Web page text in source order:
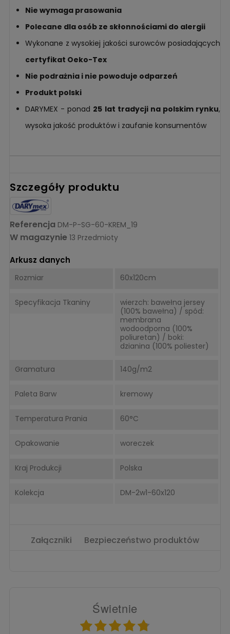
Nie wymaga prasowania
Polecane dla osób ze skłonnościami do alergii
Wykonane z wysokiej jakości surowców posiadających
certyfikat Oeko-Tex
Nie podrażnia i nie powoduje odparzeń
Produkt polski
DARYMEX - ponad 25 lat tradycji na polskim rynku,
wysoka jakość produktów i zaufanie konsumentów
Szczegóły produktu
Referencja DM-P-SG-60-KREM_19
W magazynie 13 Przedmioty
Arkusz danych
Rozmiar 60x120cm
Specyfikacja Tkaniny
wierzch: bawełna jersey
(100% bawełna) / spód:
membrana
wodoodporna (100%
poliuretan) / boki:
dzianina (100% poliester)
Gramatura 140g/m2
Paleta Barw kremowy
Temperatura Prania 60°C
Opakowanie woreczek
Kraj Produkcji Polska
Kolekcja DM-2w1-60x120
Załączniki Bezpieczeństwo produktów
Świetnie